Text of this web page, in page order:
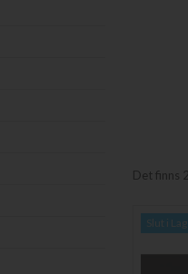
Det finns
Slut i